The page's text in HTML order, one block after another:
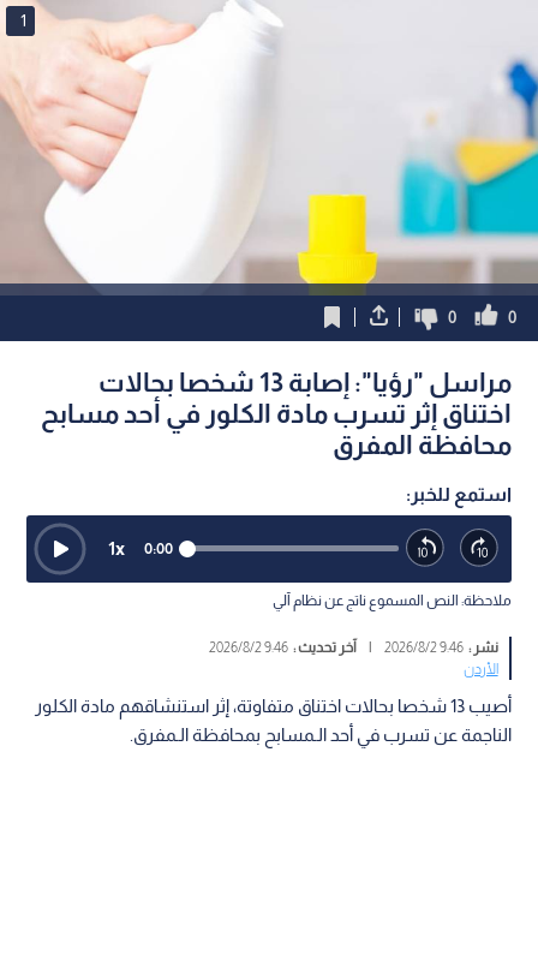
1
0
0
مراسل "رؤيا": إصابة 13 شخصا بحالات
اختناق إثر تسرب مادة الكلور في أحد مسابح
محافظة المفرق
استمع للخبر:
0:00
1x
ملاحظة: النص المسموع ناتج عن نظام آلي
نشر :9:46 2026/8/2
| آخر تحديث :9:46 2026/8/2
الأردن
أصيب 13 شخصا بحالات اختناق متفاوتة، إثر استنشاقهم مادة الكلور
الناجمة عن تسرب في أحد الـمسابح بمحافظة الـمفرق.